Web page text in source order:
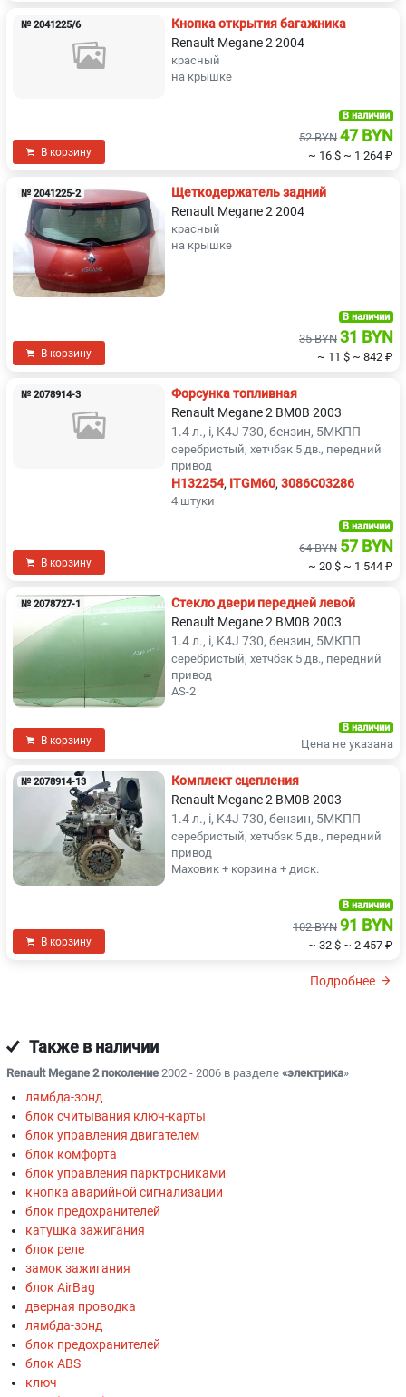
№ 2041225/6
Кнопка открытия багажника
Renault Megane 2 2004
красный
на крышке
В корзину
В наличии
52 BYN 47 BYN
~ 16 $ ~ 1 264 ₽
№ 2041225-2
Щеткодержатель задний
Renault Megane 2 2004
красный
на крышке
В корзину
В наличии
35 BYN 31 BYN
~ 11 $ ~ 842 ₽
№ 2078914-3
Форсунка топливная
Renault Megane 2 BM0B 2003
1.4 л., i, K4J 730, бензин, 5МКПП
серебристый, хетчбэк 5 дв., передний
привод
H132254, ITGM60, 3086C03286
4 штуки
В корзину
В наличии
64 BYN 57 BYN
~ 20 $ ~ 1 544 ₽
№ 2078727-1
Стекло двери передней левой
Renault Megane 2 BM0B 2003
1.4 л., i, K4J 730, бензин, 5МКПП
серебристый, хетчбэк 5 дв., передний
привод
AS-2
В корзину
В наличии
Цена не указана
№ 2078914-13
Комплект сцепления
Renault Megane 2 BM0B 2003
1.4 л., i, K4J 730, бензин, 5МКПП
серебристый, хетчбэк 5 дв., передний
привод
Маховик + корзина + диск.
В корзину
В наличии
102 BYN 91 BYN
~ 32 $ ~ 2 457 ₽
Подробнее
Также в наличии
Renault Megane 2 поколение 2002 - 2006 в разделе «электрика»
лямбда-зонд
блок считывания ключ-карты
блок управления двигателем
блок комфорта
блок управления парктрониками
кнопка аварийной сигнализации
блок предохранителей
катушка зажигания
блок реле
замок зажигания
блок AirBag
дверная проводка
лямбда-зонд
блок предохранителей
блок ABS
ключ